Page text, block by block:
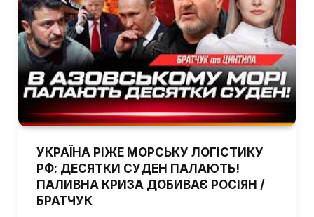
УКРАЇНА РІЖЕ МОРСЬКУ ЛОГІСТИКУ
РФ: ДЕСЯТКИ СУДЕН ПАЛАЮТЬ!
ПАЛИВНА КРИЗА ДОБИВАЄ РОСІЯН /
БРАТЧУК